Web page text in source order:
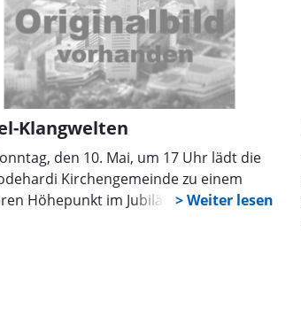
Klangwelten
den 10. Mai, um 17 Uhr lädt die
Kirchengemeinde zu einem
Höhepunkt im Jubiläumsjahr der